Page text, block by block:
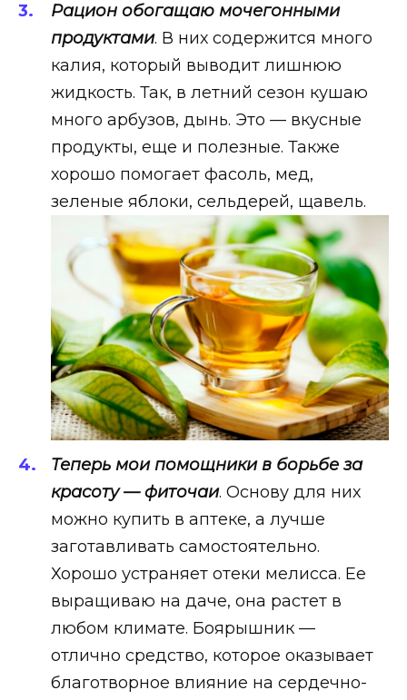
Рацион обогащаю мочегонными
продуктами. В них содержится много
калия, который выводит лишнюю
жидкость. Так, в летний сезон кушаю
много арбузов, дынь. Это — вкусные
продукты, еще и полезные. Также
хорошо помогает фасоль, мед,
зеленые яблоки, сельдерей, щавель.
Теперь мои помощники в борьбе за
красоту — фиточаи. Основу для них
можно купить в аптеке, а лучше
заготавливать самостоятельно.
Хорошо устраняет отеки мелисса. Ее
выращиваю на даче, она растет в
любом климате. Боярышник —
отлично средство, которое оказывает
благотворное влияние на сердечно-